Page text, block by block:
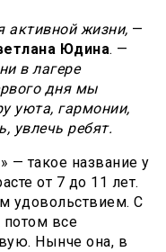
активной жизни, —
Юдина. —
в лагере
дня мы
уюта, гармонии,
увлечь ребят.
— такое название у
от 7 до 11 лет.
удовольствием. С
потом все
Нынче она, в